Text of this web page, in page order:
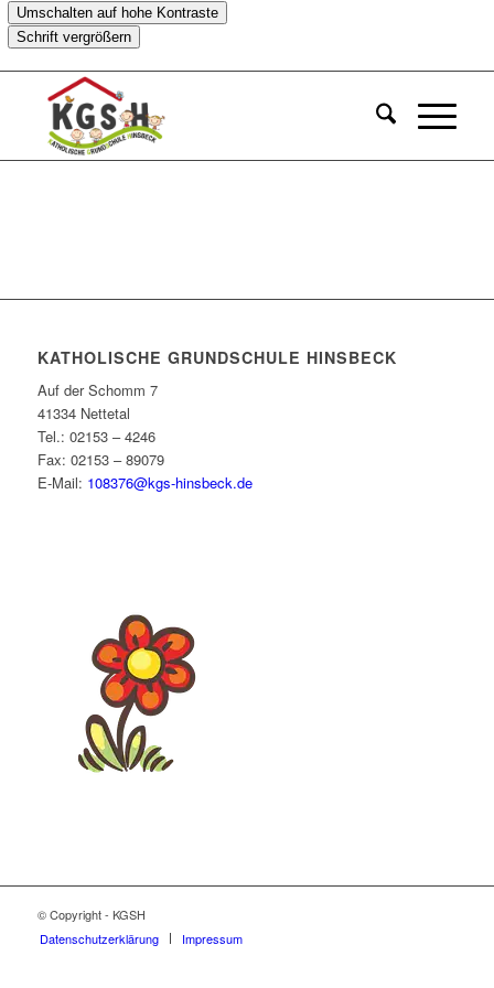
Umschalten auf hohe Kontraste
Schrift vergrößern
KATHOLISCHE GRUNDSCHULE HINSBECK
Auf der Schomm 7
41334 Nettetal
Tel.: 02153 – 4246
Fax: 02153 – 89079
E-Mail: 108376@kgs-hinsbeck.de
© Copyright - KGSH
Datenschutzerklärung
Impressum